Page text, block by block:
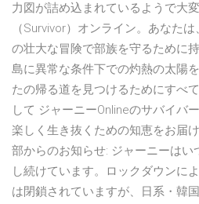
力図が詰め込まれているようで大
（Survivor）オンライン。あなた
の壮大な冒険で部族を守るために
島に異常な条件下での灼熱の太陽
たの帰る道を見つけるためにすべ
して ジャーニーOnlineのサバイバ
楽しく生き抜くための知恵をお届
部からのお知らせ: ジャーニーは
し続けています。ロックダウンに
は閉鎖されていますが、日系・韓